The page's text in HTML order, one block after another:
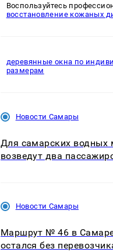
Воспользуйтесь
восстановление кожаных
деревянные окна по
размерам
Новости Самары
Для самарских водных
возведут два
Новости Самары
Маршрут № 46 в
остался без